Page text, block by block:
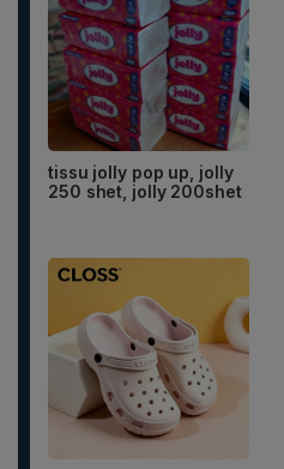
tissu jolly pop up, jolly
250 shet, jolly 200shet